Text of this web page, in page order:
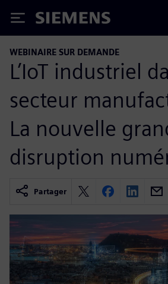
Siemens
WEBINAIRE SUR DEMANDE
L’IoT industriel
secteur
La nouvelle
disruption
Partager